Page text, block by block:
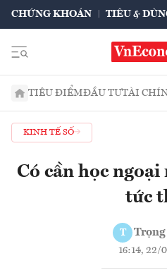
CHỨNG KHOÁN TIÊU &
TIÊU ĐIỂMĐẦU TƯTÀI
KINH TẾ SỐ
Có cần học
tức
T
16:14, 22/